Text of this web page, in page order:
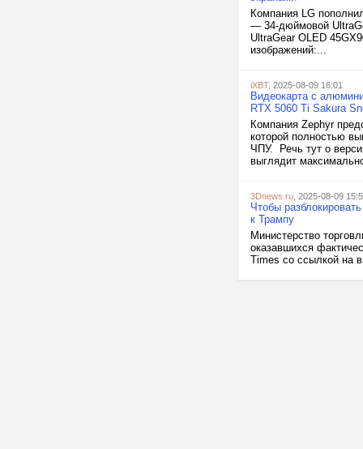
Компания LG
— 34-дюймовой
UltraGear OLED
изображений:...
iXBT, 2025-08-09 16:01
Видеокарта с
RTX 5060 Ti Sakura
Компания Zephyr
которой полностью
ЧПУ. Речь тут о
выглядит
3Dnews.ru , 2025-08-09
Чтобы
к Трампу
Министерство
оказавшихся
Times со ссылкой на